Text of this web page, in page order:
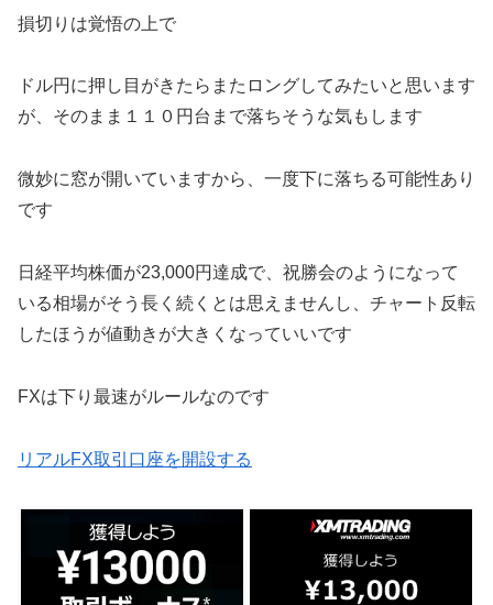
損切りは覚悟の上で
ドル円に押し目がきたらまたロングしてみたいと思います
が、そのまま１１０円台まで落ちそうな気もします
微妙に窓が開いていますから、一度下に落ちる可能性あり
です
日経平均株価が23,000円達成で、祝勝会のようになって
いる相場がそう長く続くとは思えませんし、チャート反転
したほうが値動きが大きくなっていいです
FXは下り最速がルールなのです
リアルFX取引口座を開設する